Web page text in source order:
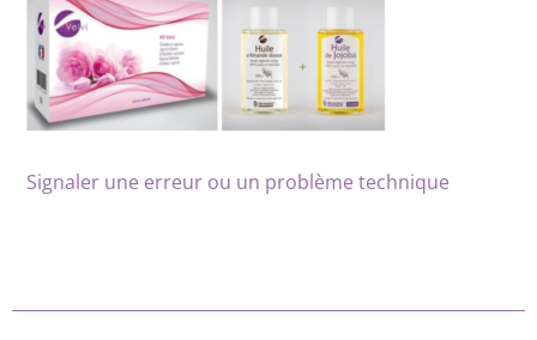
Signaler une erreur ou un problème technique